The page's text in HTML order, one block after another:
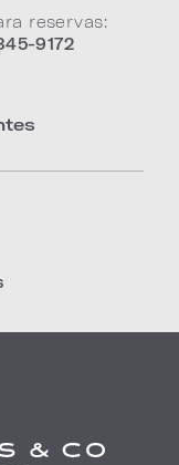
reservas:
9172